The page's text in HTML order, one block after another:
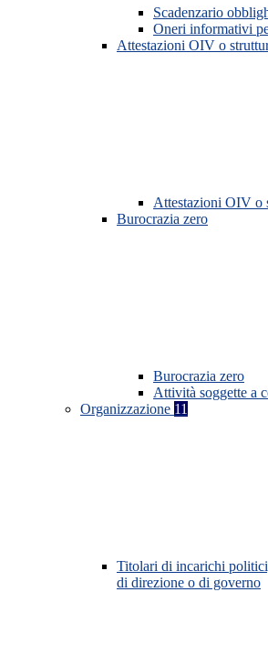
Scadenzario
Oneri informativi
Attestazioni OIV o
Attestazioni OIV o
Burocrazia zero
Burocrazia zero
Attività soggette a
Organizzazione 11
Titolari di incarichi
di direzione o di governo